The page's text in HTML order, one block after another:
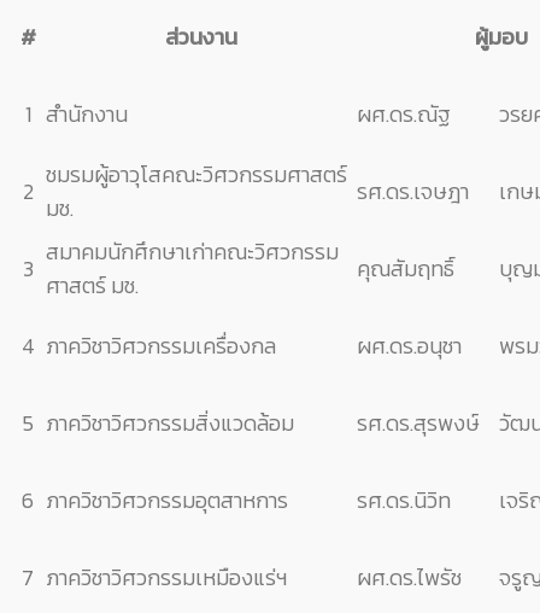
#
ส่วนงาน ผู้มอบ
1 สำนักงาน ผศ.ดร.ณัฐ วร
2
ชมรมผู้อาวุโสคณะวิศวกรรมศาสตร์
มช.
รศ.ดร.เจษฎา เก
3
สมาคมนักศึกษาเก่าคณะวิศวกรรม
ศาสตร์ มช.
คุณสัมฤทธิ์ บุญ
4 ภาควิชาวิศวกรรมเครื่องกล ผศ.ดร.อนุชา พร
5 ภาควิชาวิศวกรรมสิ่งแวดล้อม รศ.ดร.สุรพงษ์ วัฒ
6 ภาควิชาวิศวกรรมอุตสาหการ รศ.ดร.นิวิท เจ
7 ภาควิชาวิศวกรรมเหมืองแร่ฯ ผศ.ดร.ไพรัช จรู